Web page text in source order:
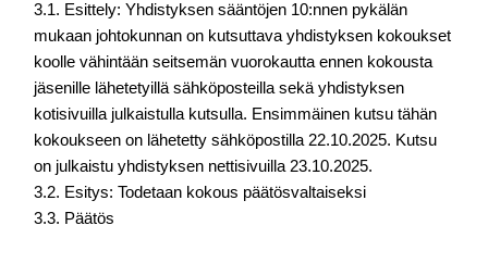
3.1. Esittely: Yhdistyksen sääntöjen 10:nnen pykälän
mukaan johtokunnan on kutsuttava yhdistyksen kokoukset
koolle vähintään seitsemän vuorokautta ennen kokousta
jäsenille lähetetyillä sähköposteilla sekä yhdistyksen
kotisivuilla julkaistulla kutsulla. Ensimmäinen kutsu tähän
kokoukseen on lähetetty sähköpostilla 22.10.2025. Kutsu
on julkaistu yhdistyksen nettisivuilla 23.10.2025.
3.2. Esitys: Todetaan kokous päätösvaltaiseksi
3.3. Päätös